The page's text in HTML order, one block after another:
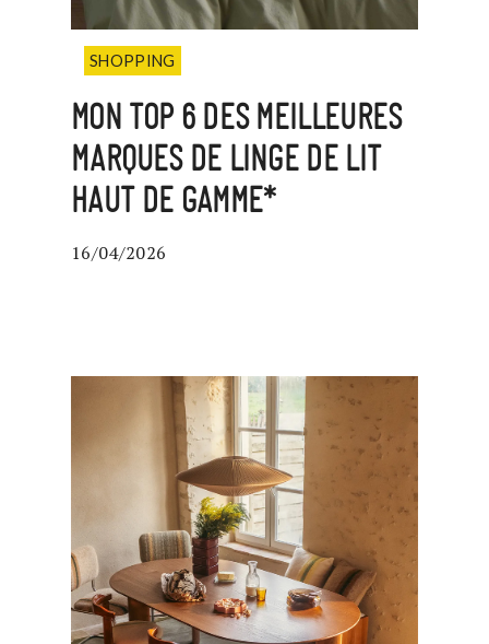
SHOPPING
MON TOP 6 DES MEILLEURES
MARQUES DE LINGE DE LIT
HAUT DE GAMME*
16/04/2026